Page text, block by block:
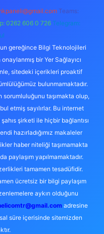
Teams:
0262 606 0 726 Telegram:
gereğince Bilgi Teknolojileri
bir Yer Sağlayıcı
sitedeki içerikleri proaktif
bulunmamaktadır.
taşımakta olup,
etmiş sayılırlar. Bu internet
şirketi ile hiçbir bağlantısı
hazırladığımız makaleler
haber niteliği taşımamakta
paylaşım yapılmamaktadır.
tamamen tesadüfidir.
ücretsiz bir bilgi paylaşım
aykırı olduğunu
adresine
süre içerisinde sitemizden